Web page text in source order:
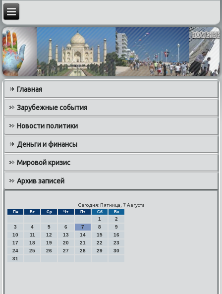
Главная
Зарубежные события
Новости политики
Деньги и финансы
Мировой кризис
Архив записей
Сегодня: Пятница, 7 Августа
Пн Вт Ср Чт Пт Сб Вс
1
2
3
4 5 6 7 8
9
10
11 12 13 14 15
16
17
18 19 20 21 22
23
24
25 26 27 28 29
30
31